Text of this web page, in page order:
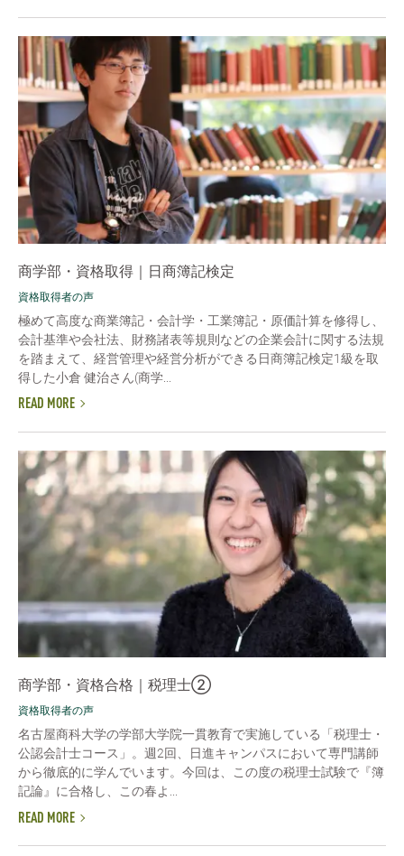
商学部・資格取得｜日商簿記検定
資格取得者の声
極めて高度な商業簿記・会計学・工業簿記・原価計算を修得し、
会計基準や会社法、財務諸表等規則などの企業会計に関する法規
を踏まえて、経営管理や経営分析ができる日商簿記検定1級を取
得した小倉 健治さん(商学...
READ MORE
商学部・資格合格｜税理士②
資格取得者の声
名古屋商科大学の学部大学院一貫教育で実施している「税理士・
公認会計士コース」。週2回、日進キャンパスにおいて専門講師
から徹底的に学んでいます。今回は、この度の税理士試験で『簿
記論』に合格し、この春よ...
READ MORE